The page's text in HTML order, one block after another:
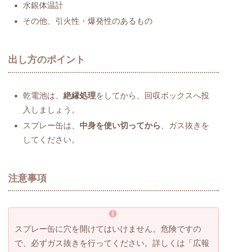
水銀体温計
その他、引火性・爆発性のあるもの
出し方のポイント
乾電池は、絶縁処理をしてから、回収ボックスへ投
入しましょう。
スプレー缶は、 中身を使い切ってから
、ガス抜きを
してください。
注意事項
スプレー缶に穴を開けてはいけません。危険ですの
で、必ずガス抜きを行ってください。詳しくは「広報